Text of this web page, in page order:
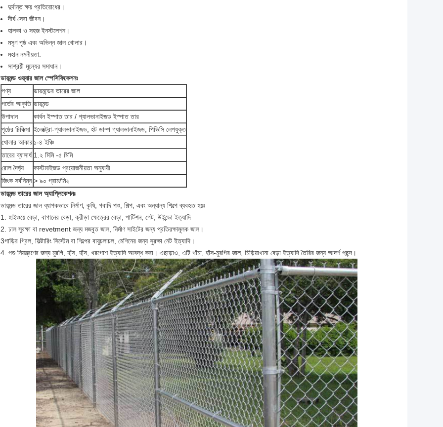
দুর্দান্ত ক্ষয় প্রতিরোধের।
দীর্ঘ সেবা জীবন।
হালকা ও সহজ ইনস্টলেশন।
মসৃণ পৃষ্ঠ এবং অভিন্ন জাল খোলার।
মহান নমনীয়তা.
সাশ্রয়ী মূল্যের সমাধান।
ডায়মন্ড ওয়্যার জাল স্পেসিফিকেশনঃ
পণ্য
ডায়মন্ডের তারের জাল
গর্তের আকৃতি ডায়মন্ড
উপাদান
কার্বন ইস্পাত তার / গ্যালভানাইজড ইস্পাত তার
পৃষ্ঠের চিকিত্সা ইলেক্ট্রো-গ্যালভানাইজড, হট ডাম্প গ্যালভানাইজড, পিভিসি লেপযুক্ত
খোলার আকার১-৪ ইঞ্চি
তারের ব্যাসার্ধ 1.২ মিমি -৫ মিমি
রোল দৈর্ঘ্য
কাস্টমাইজড প্রয়োজনীয়তা অনুযায়ী
জিংক সর্বনিম্ন > ৯০ গ্রাম/মি২
ডায়মন্ড তারের জাল অ্যাপ্লিকেশনঃ
ডায়মন্ড তারের জাল ব্যাপকভাবে নির্মাণ, কৃষি, গবাদি পশু, শিল্প, এবং অন্যান্য শিল্পে ব্যবহৃত হয়ঃ
1. হাইওয়ে বেড়া, বাগানের বেড়া, ক্রীড়া ক্ষেত্রের বেড়া, পার্টিশন, গেট, উইন্ডো ইত্যাদি
2. ঢাল সুরক্ষা বা revetment জন্য মজবুত জাল, নির্মাণ সাইটের জন্য প্রতিরক্ষামূলক জাল।
3গাড়ির গ্রিল, ফিল্টারিং সিস্টেম বা শিল্পের বায়ুচলাচল, মেশিনের জন্য সুরক্ষা নেট ইত্যাদি।
4. পশু নিয়ন্ত্রণের জন্য মুরগি, হাঁস, হাঁস, খরগোশ ইত্যাদি আবদ্ধ করা। এছাড়াও, এটি খাঁচা, হাঁস-মুরগির জাল, চিড়িয়াখানা বেড়া ইত্যাদি তৈরির জন্য আদর্শ পছন্দ।